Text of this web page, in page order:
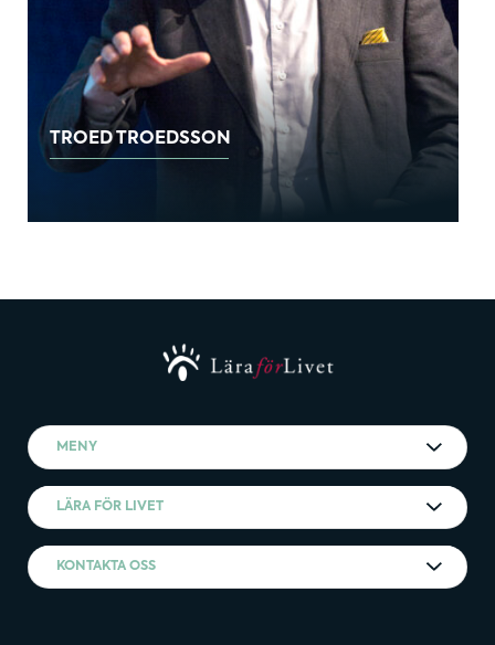
TROED TROEDSSON
MENY
LÄRA FÖR LIVET
KONTAKTA OSS